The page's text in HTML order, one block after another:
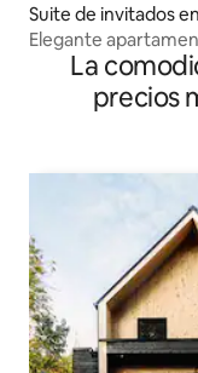
Suite de invitados
Elegante
La
precios